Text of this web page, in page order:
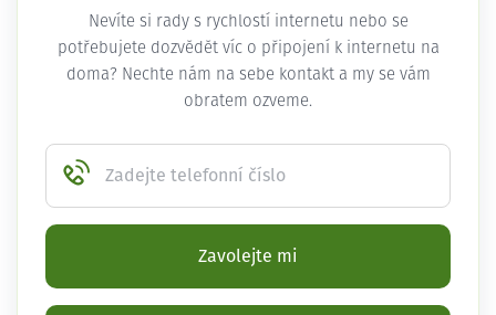
Nevíte si rady s rychlostí internetu nebo se
potřebujete dozvědět víc o připojení k internetu na
doma? Nechte nám na sebe kontakt a my se vám
obratem ozveme.
Zadejte telefonní číslo
Zavolejte mi